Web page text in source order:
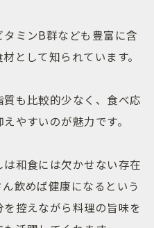
ミンB群なども豊富に含
として知られています。
も比較的少なく、食べ応
やすいのが魅力です。
和食には欠かせない存在
飲めば健康になるという
控えながら料理の旨味を